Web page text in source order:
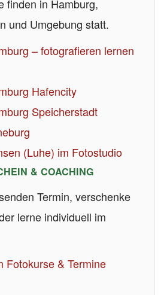
finden in Hamburg,
und Umgebung statt.
– fotografieren lernen
Hafencity
Speicherstadt
(Luhe) im Fotostudio
& COACHING
Termin, verschenke
lerne individuell im
Fotokurse & Termine